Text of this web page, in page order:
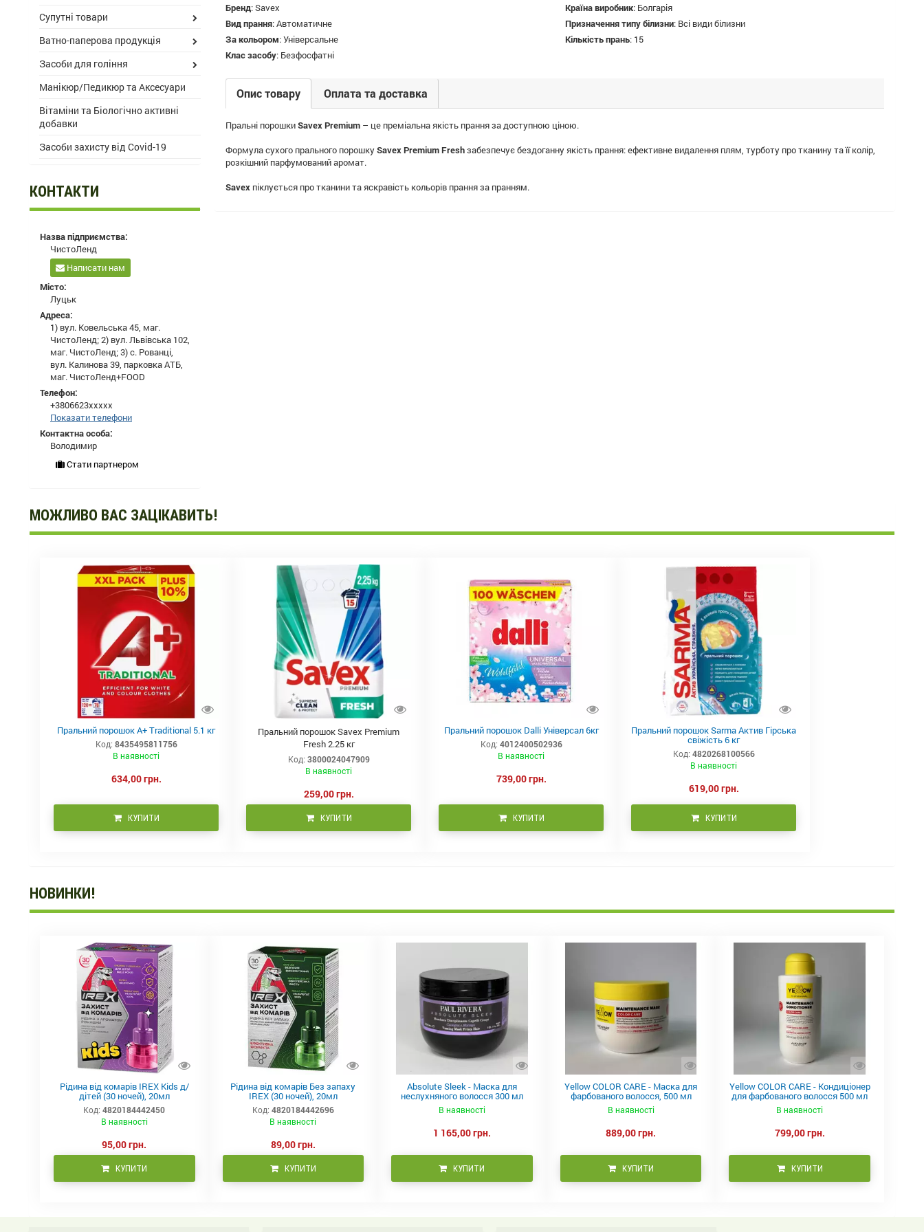
Бренд:Savex Країна виробник: Болгарія
Вид прання:Автоматичне Призначення типу білизни: Всі види білизни
За кольором:Універсальне Кількість прань: 15
Клас засобу: Безфосфатні
Опис товару Оплата та доставка
Пральні порошкиSavex Premium – це преміальна якість прання за доступною ціною.
Формула сухого прального порошкуSavex Premium Freshзабезпечує бездоганну якість прання: ефективне видалення плям, турботу про тканину та її колір,
розкішний парфумований аромат.
Savex піклується про тканини та яскравість кольорів прання за пранням.
Супутні товари
Ватно-паперова продукція
Засоби для гоління
Манікюр/Педикюр та Аксесуари
Вітаміни та Біологічно активні
добавки
Засоби захисту від Covid-19
КОНТАКТИ
Назва підприємства:
ЧистоЛенд
Написати нам
Місто:
Луцьк
Адреса:
1) вул. Ковельська 45, маг.
ЧистоЛенд; 2) вул. Львівська 102,
маг. ЧистоЛенд; 3) с. Рованці,
вул. Калинова 39, парковка АТБ,
маг. ЧистоЛенд+FOOD
Телефон:
+3806623xxxxx
Показати телефони
Контактна особа:
Володимир
Стати партнером
МОЖЛИВО ВАС ЗАЦІКАВИТЬ!
Пральний порошок А+ Traditional 5.1 кг
Код: 8435495811756
В наявності
634,00 грн.
КУПИТИ
Пральний порошок Savex Premium
Fresh 2.25 кг
Код: 3800024047909
В наявності
259,00 грн.
КУПИТИ
Пральний порошок Dalli Універсал 6кг
Код: 4012400502936
В наявності
739,00 грн.
КУПИТИ
Пральний порошок Sarma Актив Гірська
свіжість 6 кг
Код: 4820268100566
В наявності
619,00 грн.
КУПИТИ
НОВИНКИ!
Рідина від комарів IREX Kids д/
дітей (30 ночей), 20мл
Код: 4820184442450
В наявності
95,00 грн.
КУПИТИ
Рідина від комарів Без запаху
IREX (30 ночей), 20мл
Код: 4820184442696
В наявності
89,00 грн.
КУПИТИ
Absolute Sleek - Маска для
неслухняного волосся 300 мл
В наявності
1 165,00 грн.
КУПИТИ
Yellow COLOR CARE - Маска для
фарбованого волосся, 500 мл
В наявності
889,00 грн.
КУПИТИ
Yellow COLOR CARE - Кондиціонер
для фарбованого волосся 500 мл
В наявності
799,00 грн.
КУПИТИ